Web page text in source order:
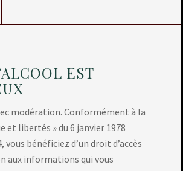
EST
modération. Conformément à la
et libertés » du 6 janvier 1978
vous bénéficiez d’un droit d’accès
aux informations qui vous